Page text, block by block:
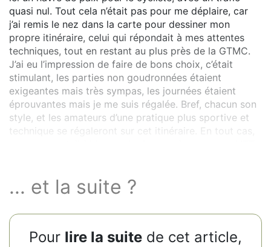
quasi nul. Tout cela n’était pas pour me déplaire, car
j’ai remis le nez dans la carte pour dessiner mon
propre itinéraire, celui qui répondait à mes attentes
techniques, tout en restant au plus près de la GTMC.
J’ai eu l’impression de faire de bons choix, c’était
stimulant, les parties non goudronnées étaient
exigeantes mais très sympas, les journées étaient
éprouvantes mais je me suis régalée. Bref, chacun son
style, et les amateurs d’une pratique plus sportive et
technique se régaleront sur cet itinéraire. En tout cas,
... et la suite ?
Pour lire la suite de cet article,